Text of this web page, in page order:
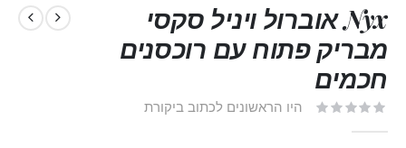
Nyx אוברול ויניל סקסי
מבריק פתוח עם רוכסנים
חכמים
היו הראשונים לכתוב ביקורת